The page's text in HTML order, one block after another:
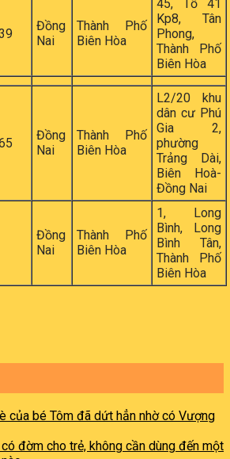
Đồng
Nai
Thành Phố
Biên Hòa
45, Tổ 41
Kp8, Tân
Phong,
Thành Phố
Biên Hòa
Đồng
Nai
Thành Phố
Biên Hòa
L2/20 khu
dân cư Phú
Gia 2,
phường
Trảng Dài,
Biên Hoà-
Đồng Nai
Đồng
Nai
Thành Phố
Biên Hòa
1, Long
Bình, Long
Bình Tân,
Thành Phố
Biên Hòa
của bé Tôm đã dứt hẳn nhờ có Vượng
đờm cho trẻ, không cần dùng đến một